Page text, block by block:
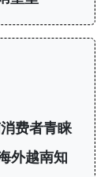
费者青睐
外越南知